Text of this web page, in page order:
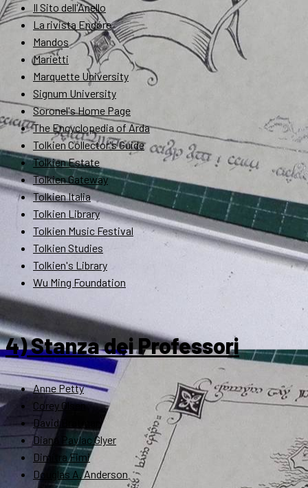
Il Sito dell'Anello
La rivista Endóre
Mandos
Marietti
Marquette University
Signum University
Soronel's Home Page
The Encyclopedia of Arda
Tolkien Collector's Guide
Tolkien Estate
Tolkien Gateway
Tolkien Italia
Tolkien Library
Tolkien Music Festival
Tolkien Studies
Tolkien's Library
Wu Ming Foundation
4) Stanza dei Professori
Anne Petty
Corey Olsen
David Bratman
Diana Pavlac Glyer
Dimitra Fimi
Douglas A. Anderson